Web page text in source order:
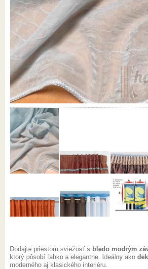
Dodajte priestoru sviežosť s bledo modrým
ktorý pôsobí ľahko a elegantne. Ideálny ako
moderného aj klasického interiéru.